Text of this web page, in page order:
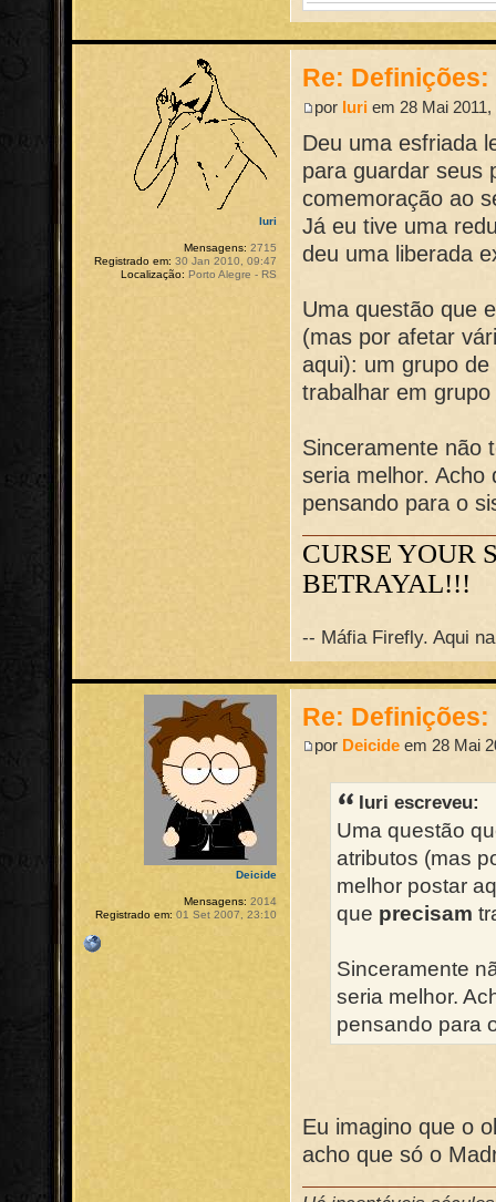
Re:
por Iuri em 28 Mai 2011,
Deu uma esfriada
para guardar seus
comemoração ao
Já eu tive uma
deu uma liberada
Uma questão que
(mas por afetar
aqui): um grupo
trabalhar em
Sinceramente não
seria melhor. Acho
pensando para o
CURSE YOUR
BETRAYAL!!!
-- Máfia Firefly. Aqui
Iuri
Mensagens: 2715
Registrado em: 30 Jan 2010, 09:47
Localização: Porto Alegre - RS
Re:
por Deicide em 28 Mai
Iuri escreveu:
Uma questão
atributos (mas
melhor postar
que precisam
Sinceramente
seria melhor.
pensando para
Eu imagino que o
acho que só o
Deicide
Mensagens: 2014
Registrado em: 01 Set 2007, 23:10